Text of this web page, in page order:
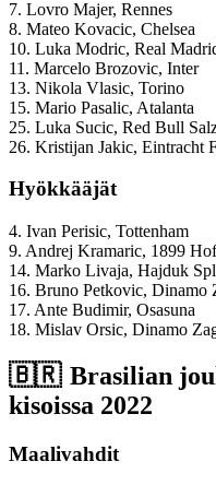
7. Lovro Majer, Rennes
8. Mateo Kovacic, Chelsea
10. Luka Modric, Real
11. Marcelo Brozovic, Inter
13. Nikola Vlasic, Torino
15. Mario Pasalic, Atalanta
25. Luka Sucic, Red Bull
26. Kristijan Jakic, Eintracht
Hyökkääjät
4. Ivan Perisic, Tottenham
9. Andrej Kramaric, 1899
14. Marko Livaja, Hajduk
16. Bruno Petkovic, Dinamo
17. Ante Budimir, Osasuna
18. Mislav Orsic, Dinamo
🇧🇷 Brasilian
kisoissa 2022
Maalivahdit